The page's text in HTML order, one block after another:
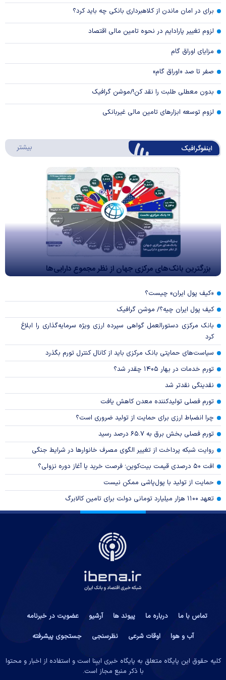
برای در امان ماندن از کلاهبرداری بانکی چه باید کرد؟
لزوم تغییر پارادایم در نحوه تامین مالی اقتصاد
مزایای اوراق گام
صفر تا صد «اوراق گام»
بدون معطلی طلبت را نقد کن!/موشن گرافیک
لزوم توسعه ابزارهای تامین مالی غیربانکی
اینفوگرافیک بیشتر
بزرگترین بانک‌های مرکزی جهان از نظر مجموع دارایی‌ها
«کیف پول ایران» چیست؟
کیف پول ایران چیه؟/ موشن گرافیک
بانک مرکزی دستورالعمل گواهی سپرده ارزی ویژه سرمایه‌گذاری را ابلاغ
کرد
سیاست‌های حمایتی بانک مرکزی باید از کانال کنترل تورم بگذرد
تورم خدمات در بهار ۱۴۰۵ چقدر شد؟
نقدینگی نقدتر شد
تورم فصلی تولیدکننده معدن کاهش یافت
چرا انضباط ارزی برای حمایت از تولید ضروری است؟
تورم فصلی بخش برق به ۶۵.۷ درصد رسید
روایت شبکه پرداخت از تغییر الگوی مصرف خانوار‌ها در شرایط جنگی
افت ۵۰ درصدی قیمت بیت‌کوین؛ فرصت خرید یا آغاز دوره نزولی؟
حمایت از تولید با پول‌پاشی ممکن نیست
تعهد ۱۱۰۰ هزار میلیارد تومانی دولت برای تامین کالابرگ
تماس با ما درباره ما پیوند ها آرشیو
عضویت در خبرنامه
آب و هوا
اوقات شرعی نظرسنجی جستجوی پیشرفته
کلیه حقوق این پایگاه متعلق به پایگاه خبری ایبِنا است و استفاده از اخبار و محتوا
با ذکر منبع مجاز است.